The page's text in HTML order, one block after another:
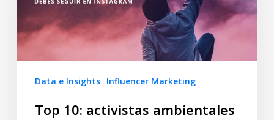
Data e Insights Influencer Marketing
Top 10: activistas ambientales